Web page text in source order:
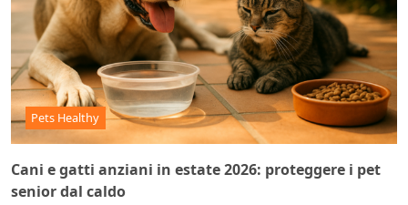
Pets Healthy
Cani e gatti anziani in estate 2026: proteggere i pet
senior dal caldo